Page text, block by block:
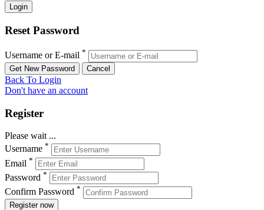
Reset Password
Username or E-mail *
Back To Login
Don't have an account
Register
Please wait ...
Username *
Email *
Password *
Confirm Password *
Register now